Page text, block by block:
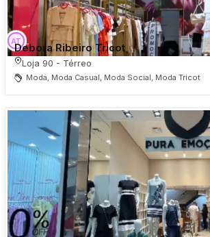
Debora Ribeiro Tricot
Loja 90 - Térreo
Moda, Moda Casual, Moda Social, Moda Tricot